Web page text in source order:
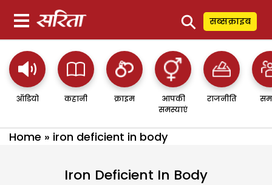
⚲ सब्सक्राइब
ऑडियो कहानी क्राइम
आपकी
समस्याएं
राजनीति
Home » iron deficient in body
Iron Deficient In Body